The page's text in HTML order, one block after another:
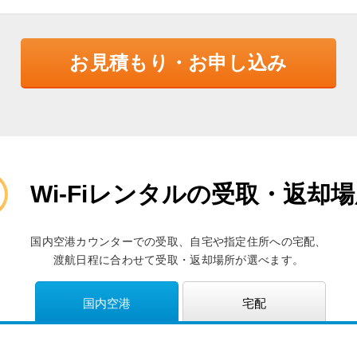
お見積もり・お申し込み
Wi-Fiレンタルの受取・返却
国内空港カウンターでの受取、自宅や指定住所への宅配、
渡航日程に合わせて受取・返却場所が選べます。
国内空港 宅配